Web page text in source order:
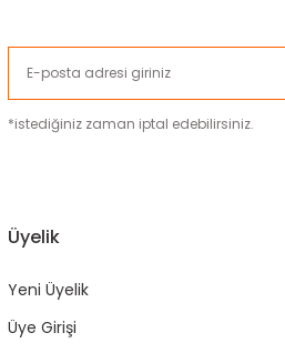
*istediğiniz zaman iptal edebilirsiniz.
Üyelik
Yeni Üyelik
Üye Girişi